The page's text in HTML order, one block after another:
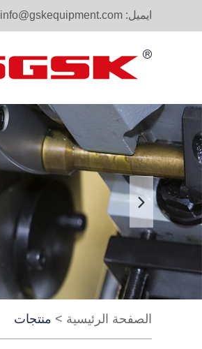
ايميل: info@gskequipment.com
الصفحة الرئيسية > منتجات